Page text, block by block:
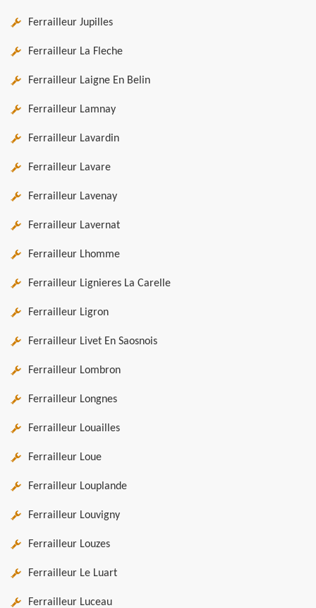
Ferrailleur Jupilles
Ferrailleur La Fleche
Ferrailleur Laigne En Belin
Ferrailleur Lamnay
Ferrailleur Lavardin
Ferrailleur Lavare
Ferrailleur Lavenay
Ferrailleur Lavernat
Ferrailleur Lhomme
Ferrailleur Lignieres La Carelle
Ferrailleur Ligron
Ferrailleur Livet En Saosnois
Ferrailleur Lombron
Ferrailleur Longnes
Ferrailleur Louailles
Ferrailleur Loue
Ferrailleur Louplande
Ferrailleur Louvigny
Ferrailleur Louzes
Ferrailleur Le Luart
Ferrailleur Luceau